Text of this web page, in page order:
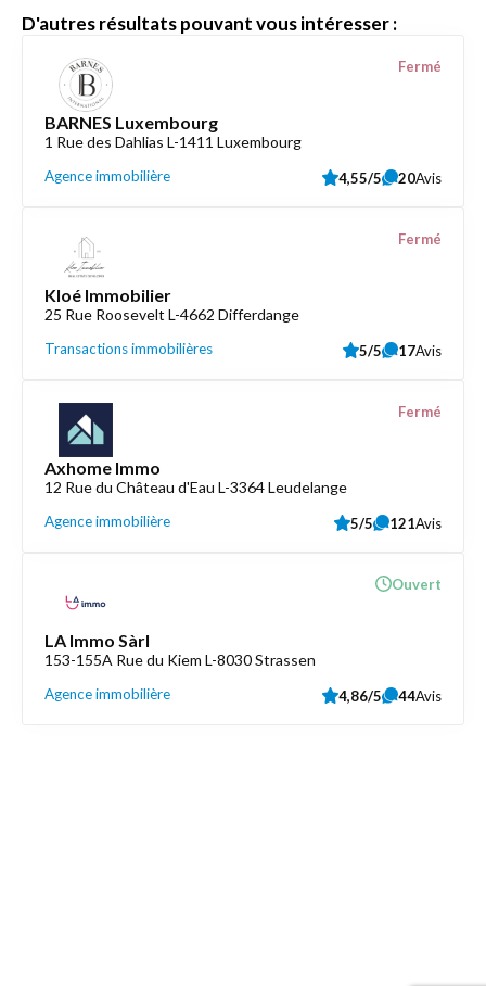
D'autres résultats pouvant vous intéresser :
BARNES Luxembourg
1 Rue des Dahlias L-1411 Luxembourg
Agence immobilière
Fermé
4,55/5 20Avis
Kloé Immobilier
25 Rue Roosevelt L-4662 Differdange
Transactions immobilières
Fermé
5/5 17Avis
Axhome Immo
12 Rue du Château d'Eau L-3364 Leudelange
Agence immobilière
Fermé
5/5 121Avis
LA Immo Sàrl
153-155A Rue du Kiem L-8030 Strassen
Agence immobilière
Ouvert
4,86/5 44Avis